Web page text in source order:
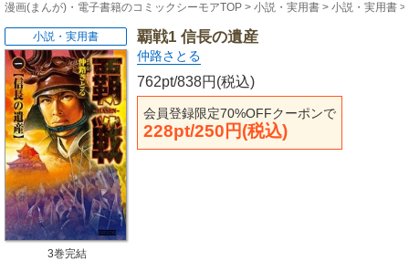
漫画(まんが)・電子書籍のコミックシーモアTOP 小説・実用書 小説・実用書
覇戦1 信長の遺産
仲路さとる
762pt/838円(税込)
会員登録限定70%OFFクーポンで
228pt/250円(税込)
小説・実用書
3巻完結